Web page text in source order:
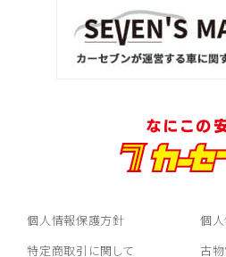
個人情報保護方針
個
特定商取引に関して
古